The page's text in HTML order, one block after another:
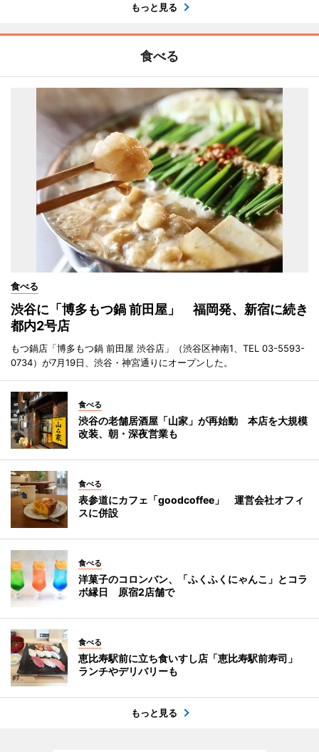
もっと見る
食べる
食べる
渋谷に「博多もつ鍋 前田屋」 福岡発、新宿に続き
都内2号店
もつ鍋店「博多もつ鍋 前田屋 渋谷店」（渋谷区神南1、TEL 03-5593-
0734）が7月19日、渋谷・神宮通りにオープンした。
食べる
渋谷の老舗居酒屋「山家」が再始動 本店を大規模
改装、朝・深夜営業も
食べる
表参道にカフェ「goodcoffee」 運営会社オフィ
スに併設
食べる
洋菓子のコロンバン、「ふくふくにゃんこ」とコラ
ボ縁日 原宿2店舗で
食べる
恵比寿駅前に立ち食いすし店「恵比寿駅前寿司」
ランチやデリバリーも
もっと見る